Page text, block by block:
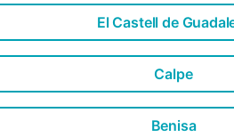
El Castell de
Calpe
Benisa